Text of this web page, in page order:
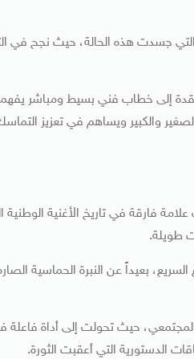
التي جسدت هذه الحالة، حيث نجح في
إلى خطاب فني بسيط ومباشر
والكبير ويساهم في تعزيز
فارقة في تاريخ الأغنية الوطنية
طويلة.
بعيداً عن النبرة الحماسية
حيث تحولت إلى أداة
الدستورية التي أعقبت الثورة.